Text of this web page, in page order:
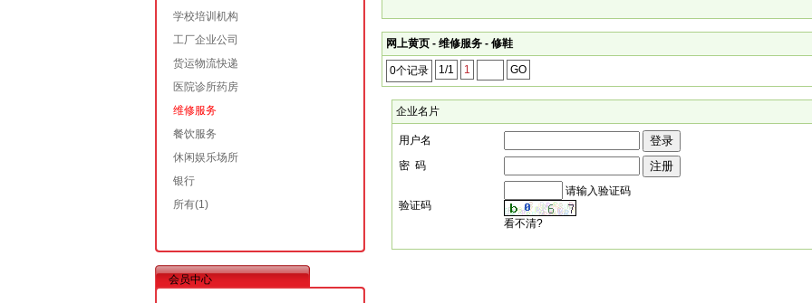
学校培训机构
工厂企业公司
货运物流快递
医院诊所药房
维修服务
餐饮服务
休闲娱乐场所
银行
所有(1)
会员中心
网上黄页 - 维修服务 - 修鞋
0个记录 1/1 1 GO
企业名片
用户名
密 码
验证码
请输入验证码
看不清?